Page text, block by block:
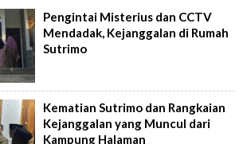
Pengintai Misterius dan CCTV
Mendadak, Kejanggalan di Rumah
Sutrimo
Kematian Sutrimo dan Rangkaian
Kejanggalan yang Muncul dari
Kampung Halaman